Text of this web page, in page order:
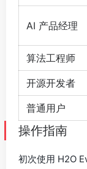
AI 产品经理
算法工程师
开源开发者
普通用户
操作指南
初次使用 H2O